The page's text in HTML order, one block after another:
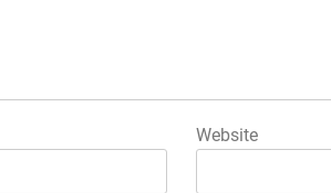
Website